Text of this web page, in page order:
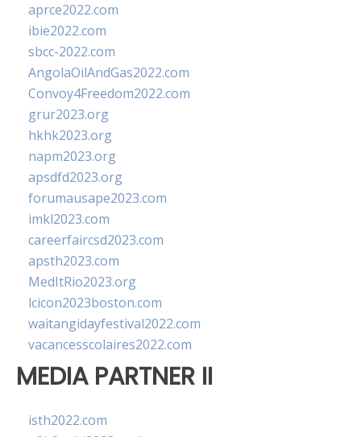
aprce2022.com
ibie2022.com
sbcc-2022.com
AngolaOilAndGas2022.com
Convoy4Freedom2022.com
grur2023.org
hkhk2023.org
napm2023.org
apsdfd2023.org
forumausape2023.com
imkl2023.com
careerfaircsd2023.com
apsth2023.com
MedItRio2023.org
lcicon2023boston.com
waitangidayfestival2022.com
vacancesscolaires2022.com
MEDIA PARTNER II
isth2022.com